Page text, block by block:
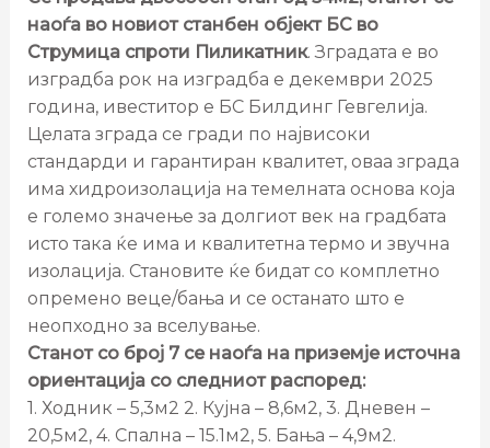
наоѓа во новиот станбен објект БС во
Струмица спроти Пиликатник. Зградата е во
изградба рок на изградба е декември 2025
година, ивеститор е БС Билдинг Гевгелија.
Целата зграда се гради по највисоки
стандарди и гарантиран квалитет, оваа зграда
има хидроизолација на темелната основа која
е големо значење за долгиот век на градбата
исто така ќе има и квалитетна термо и звучна
изолација. Становите ќе бидат со комплетно
опремено веце/бања и се останато што е
неопходно за вселување.
Станот со број 7 се наоѓа на приземје источна
ориентација со следниот распоред:
1. Ходник – 5,3м2 2. Кујна – 8,6м2, 3. Дневен –
20,5м2, 4. Спална – 15.1м2, 5. Бања – 4,9м2.